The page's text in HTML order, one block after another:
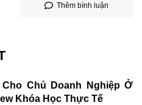
Thêm bình luận
Cho Chủ Doanh Nghiệp Ở
Khóa Học Thực Tế